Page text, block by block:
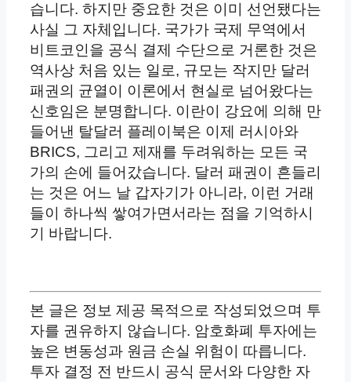
습니다. 하지만 중요한 것은 이미 선언됐다는
사실 그 자체입니다. 국가가 국제 무역에서
비트코인을 공식 결제 수단으로 거론한 것은
역사상 처음 있는 일로, 규모는 작지만 달러
패권의 균열이 이론에서 현실로 넘어왔다는
신호임은 분명합니다. 이란이 강요에 의해 만
들어낸 탈달러 플레이북은 이제 러시아와
BRICS, 그리고 제재를 두려워하는 모든 국
가의 손에 들어갔습니다. 달러 패권이 흔들리
는 것은 어느 날 갑자기가 아니라, 이런 거래
들이 하나씩 쌓여가면서라는 점을 기억하시
기 바랍니다.
본 글은 정보 제공 목적으로 작성되었으며 투
자를 권유하지 않습니다. 암호화폐 투자에는
높은 변동성과 원금 손실 위험이 따릅니다.
투자 결정 전 반드시 공식 문서와 다양한 자